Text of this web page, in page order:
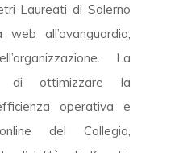
Laureati di Salerno
all’avanguardia,
La
di ottimizzare la
operativa e
del Collegio,